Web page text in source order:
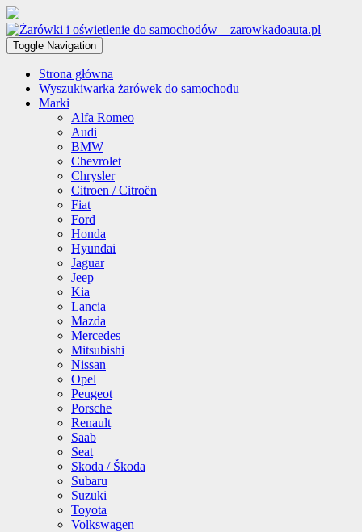
Toggle Navigation
Strona główna
Wyszukiwarka żarówek do samochodu
Marki
Alfa Romeo
Audi
BMW
Chevrolet
Chrysler
Citroen / Citroën
Fiat
Ford
Honda
Hyundai
Jaguar
Jeep
Kia
Lancia
Mazda
Mercedes
Mitsubishi
Nissan
Opel
Peugeot
Porsche
Renault
Saab
Seat
Skoda / Škoda
Subaru
Suzuki
Toyota
Volkswagen